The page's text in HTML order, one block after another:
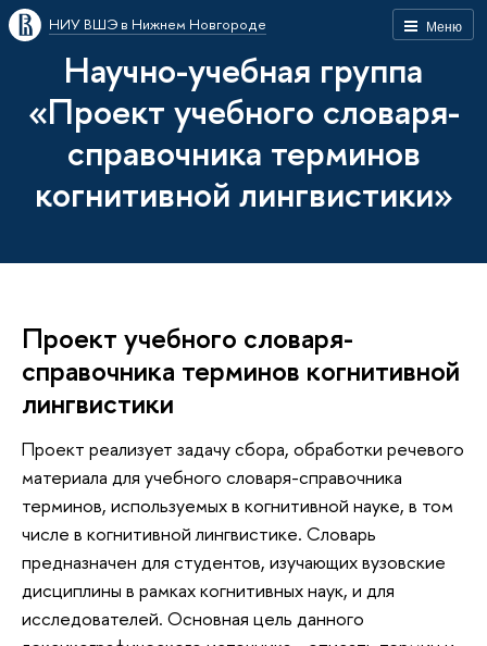
Меню
НИУ ВШЭ в Нижнем Новгороде
Научно-учебная группа
«Проект учебного словаря-
справочника терминов
когнитивной лингвистики»
Проект учебного словаря-
справочника терминов когнитивной
лингвистики
Проект реализует задачу сбора, обработки речевого
материала для учебного словаря-справочника
терминов, используемых в когнитивной науке, в том
числе в когнитивной лингвистике. Словарь
предназначен для студентов, изучающих вузовские
дисциплины в рамках когнитивных наук, и для
исследователей. Основная цель данного